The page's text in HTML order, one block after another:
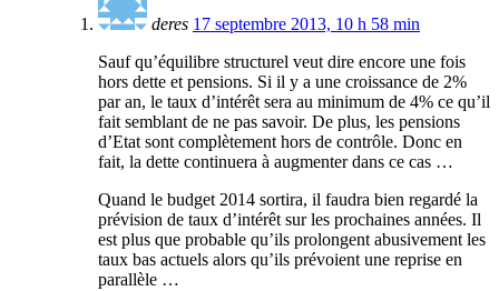
deres 17 septembre 2013, 10 h 58 min
Sauf qu’équilibre structurel veut dire encore une fois
hors dette et pensions. Si il y a une croissance de 2%
par an, le taux d’intérêt sera au minimum de 4% ce qu’il
fait semblant de ne pas savoir. De plus, les pensions
d’Etat sont complètement hors de contrôle. Donc en
fait, la dette continuera à augmenter dans ce cas …
Quand le budget 2014 sortira, il faudra bien regardé la
prévision de taux d’intérêt sur les prochaines années. Il
est plus que probable qu’ils prolongent abusivement les
taux bas actuels alors qu’ils prévoient une reprise en
parallèle …